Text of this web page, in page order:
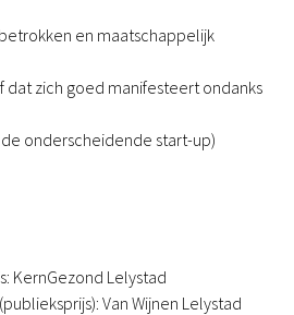
en maatschappelijk
dat zich goed manifesteert ondanks
onderscheidende start-up)
KernGezond Lelystad
Van Wijnen Lelystad